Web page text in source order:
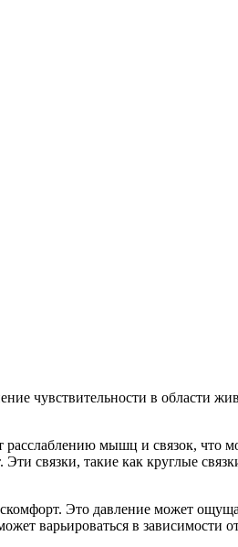
чувствительности в области
расслаблению мышц и связок, что
связки, такие как круглые
Это давление может
варьироваться в зависимости